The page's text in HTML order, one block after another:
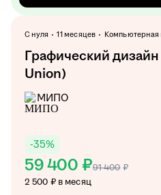
С нуля 11 месяцев Компьютерная
Графический
Union)
МИПО
-35%
59 400 ₽91 400 ₽
2 500 ₽ в месяц